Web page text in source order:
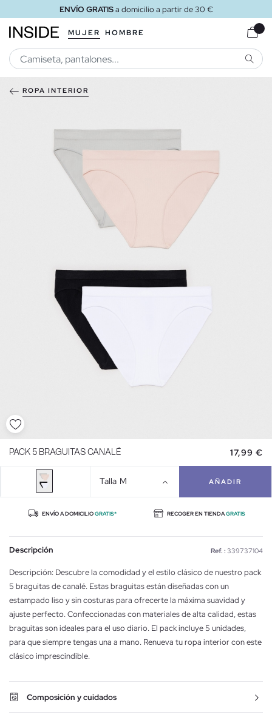
ENVÍO GRATISa domicilio a partir de 30 €
MUJER HOMBRE
ROPA INTERIOR
PACK 5 BRAGUITAS CANALÉ 17,99 €
Talla M AÑADIR
ENVÍO A DOMICILIOGRATIS* RECOGER EN TIENDAGRATIS
Descripción Ref. : 339737104
Descripción: Descubre la comodidad y el estilo clásico de nuestro pack
5 braguitas de canalé. Estas braguitas están diseñadas con un
estampado liso y sin costuras para ofrecerte la máxima suavidad y
ajuste perfecto. Confeccionadas con materiales de alta calidad, estas
braguitas son ideales para el uso diario. El pack incluye 5 unidades,
para que siempre tengas una a mano. Renueva tu ropa interior con este
clásico imprescindible.
Composición y cuidados